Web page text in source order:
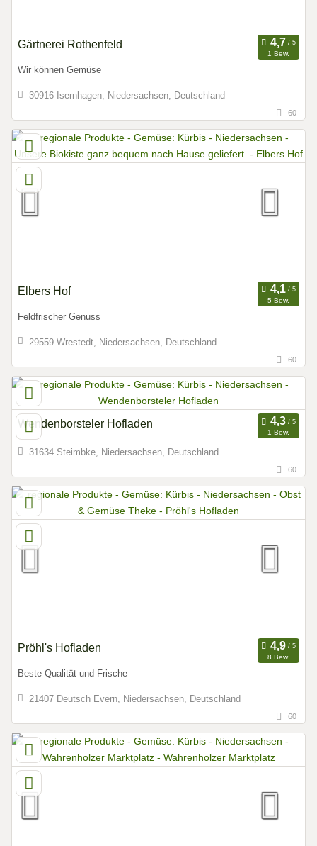
Gärtnerei Rothenfeld
1 Bew.
Wir können Gemüse
30916 Isernhagen, Niedersachsen, Deutschland
60
Elbers Hof
5 Bew.
Feldfrischer Genuss
29559 Wrestedt, Niedersachsen, Deutschland
60
Wendenborsteler Hofladen
1 Bew.
31634 Steimbke, Niedersachsen, Deutschland
60
Pröhl's Hofladen
8 Bew.
Beste Qualität und Frische
21407 Deutsch Evern, Niedersachsen, Deutschland
60